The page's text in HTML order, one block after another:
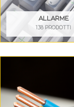
ALLARME
138 PRODOTTI